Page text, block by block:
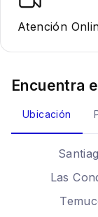
Atención
Encuentra
Ubicación
Las